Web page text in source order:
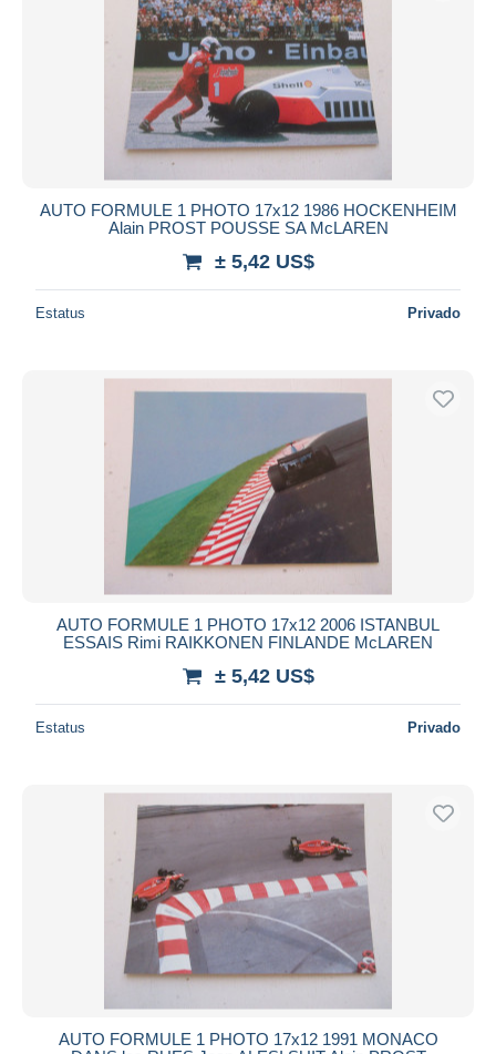
AUTO FORMULE 1 PHOTO 17x12 1986 HOCKENHEIM
Alain PROST POUSSE SA McLAREN
± 5,42 US$
Estatus Privado
AUTO FORMULE 1 PHOTO 17x12 2006 ISTANBUL
ESSAIS Rimi RAIKKONEN FINLANDE McLAREN
± 5,42 US$
Estatus Privado
AUTO FORMULE 1 PHOTO 17x12 1991 MONACO